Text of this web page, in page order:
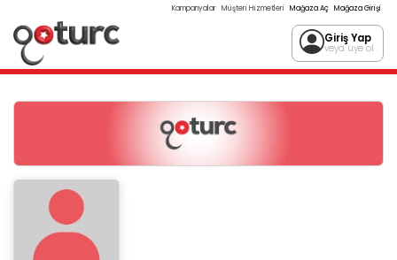
Kampanyalar Müşteri Hizmetleri Mağaza Aç Mağaza Girişi
Giriş Yap
veya üye ol